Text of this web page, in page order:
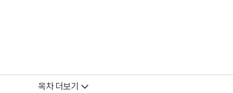
목차 더보기